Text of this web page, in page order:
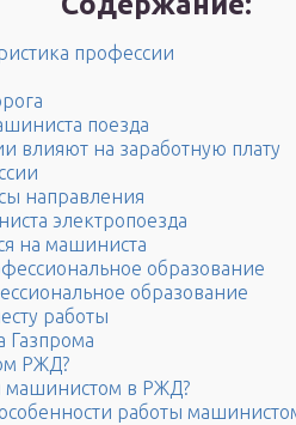
профессии
поезда
влияют на заработную плату
направления
электропоезда
на машиниста
образование
образование
работы
Газпрома
РЖД?
машинистом в РЖД?
работы